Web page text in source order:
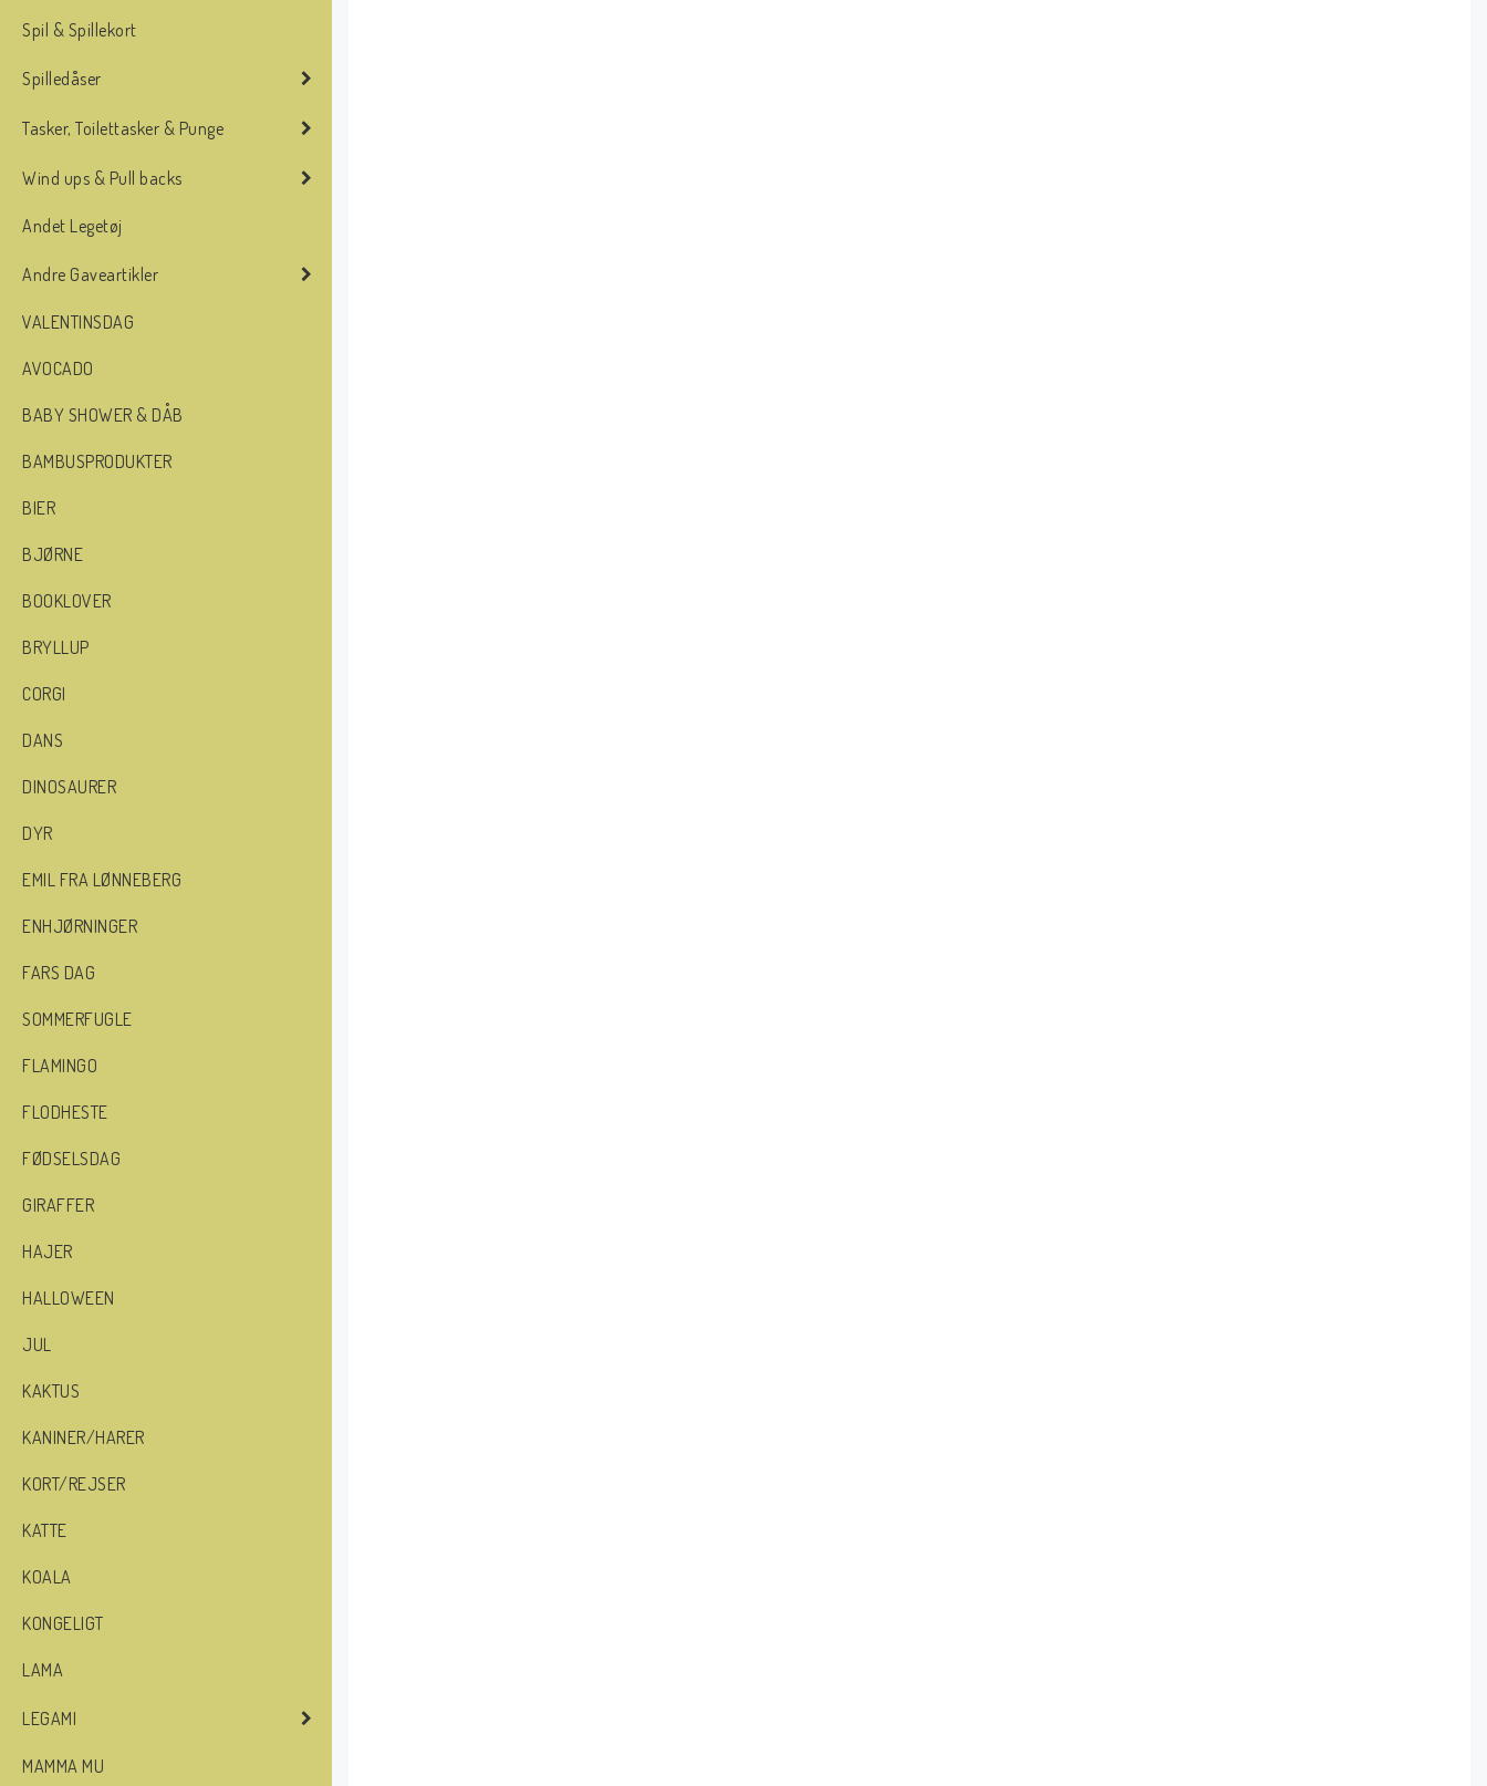
Spil & Spillekort
Spilledåser
Tasker, Toilettasker & Punge
Wind ups & Pull backs
Andet Legetøj
Andre Gaveartikler
VALENTINSDAG
AVOCADO
BABY SHOWER & DÅB
BAMBUSPRODUKTER
BIER
BJØRNE
BOOKLOVER
BRYLLUP
CORGI
DANS
DINOSAURER
DYR
EMIL FRA LØNNEBERG
ENHJØRNINGER
FARS DAG
SOMMERFUGLE
FLAMINGO
FLODHESTE
FØDSELSDAG
GIRAFFER
HAJER
HALLOWEEN
JUL
KAKTUS
KANINER/HARER
KORT/REJSER
KATTE
KOALA
KONGELIGT
LAMA
LEGAMI
MAMMA MU